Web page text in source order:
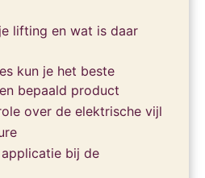
lifting en wat is daar
kun je het beste
bepaald product
over de elektrische vijl
bij de